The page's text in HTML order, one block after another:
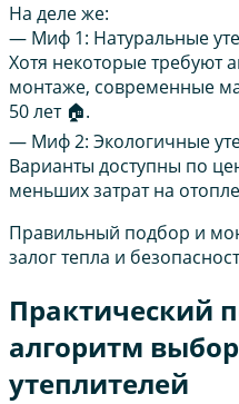
На деле же:
— Миф 1: Натуральные
Хотя некоторые требуют
монтаже, современные
50 лет 🏠.
— Миф 2: Экологичные
Варианты доступны по
меньших затрат на
Правильный подбор и
залог тепла и
Практический
алгоритм
утеплителей